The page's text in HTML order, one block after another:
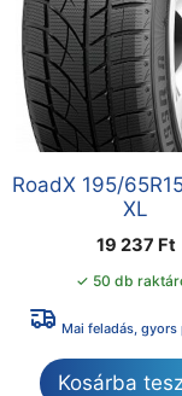
RoadX 195/
XL
19 237 Ft
✓ 50 db
Mai feladás, gyors
Kosárba